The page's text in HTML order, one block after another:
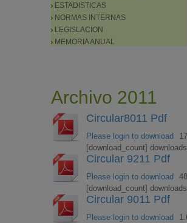
ESTADISTICAS
NORMAS INTERNAS
LEGISLACION
MEMORIA ANUAL
Archivo 2011
Circular8011 Pdf
Please login to download
[download_count] downloads
Circular 9211 Pdf
Please login to download
[download_count] downloads
Circular 9011 Pdf
Please login to download